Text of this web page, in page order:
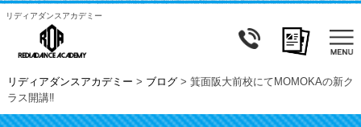
リディアダンスアカデミー
リディアダンスアカデミー > ブログ> 箕面阪大前校にてMOMOKAの新ク
ラス開講‼